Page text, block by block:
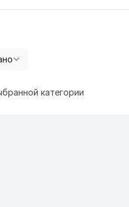
категории